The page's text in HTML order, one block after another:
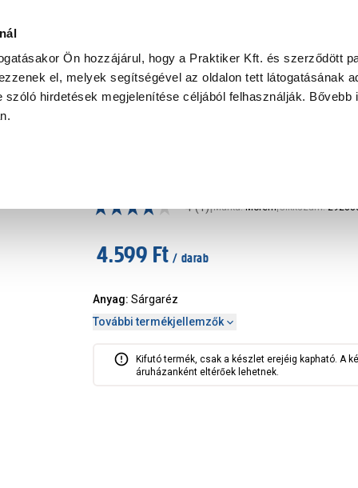
Ön hozzájárul, hogy a Praktiker Kft. és szerződött
el, melyek segítségével az oldalon tett látogatásának
hirdetések megjelenítése céljából felhasználják. Bővebb
Praktiker Professional Szakiajánló Ügyintézés és Információ
4 (1)|Márka: Mofém|Cikkszám:
4.599 Ft / darab
Anyag: Sárgaréz
További termékjellemzők
Kifutó termék, csak a készlet erejéig kapható. A
áruházanként eltérőek lehetnek.